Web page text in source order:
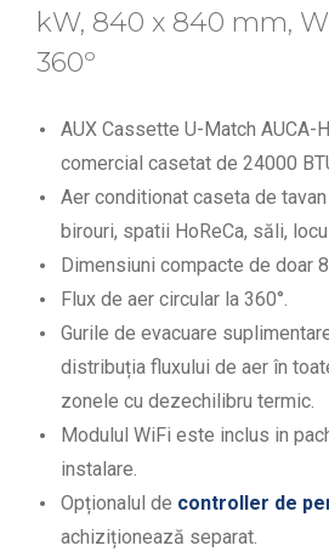
kW, 840 x 840 mm,
360º
AUX Cassette U-Match AUCA-
comercial casetat de 24000
Aer conditionat caseta de
birouri, spatii HoReCa, săli,
Dimensiuni compacte de doar
Flux de aer circular la 360°.
Gurile de evacuare
distribuția fluxului de aer în
zonele cu dezechilibru termic.
Modulul WiFi este inclus in
instalare.
Opționalul de controller de
achiziționează separat.